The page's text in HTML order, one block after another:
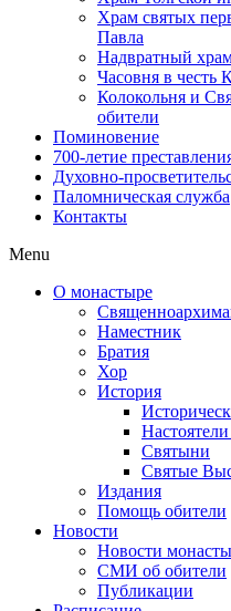
Храм святых
Павла
Надвратный
Часовня в честь
Колокольня и
обители
Поминовение
700-летие
Духовно-
Паломническая служба
Контакты
Menu
О монастыре
Наместник
Братия
Хор
История
Святыни
Святые
Издания
Помощь обители
Новости
Новости
СМИ об обители
Публикации